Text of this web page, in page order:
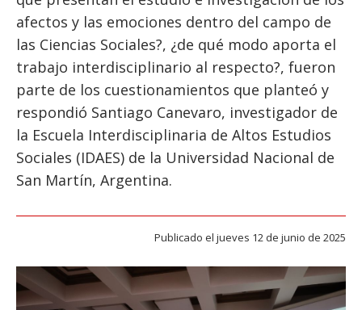
ADMISIÓN
ESTUDIANTES
ACADÉMICOS
FUNCIONARIOS
EGRESADOS
afectos y las emociones dentro del campo de
las Ciencias Sociales?, ¿de qué modo aporta el
trabajo interdisciplinario al respecto?, fueron
parte de los cuestionamientos que planteó y
respondió Santiago Canevaro, investigador de
la Escuela Interdisciplinaria de Altos Estudios
Sociales (IDAES) de la Universidad Nacional de
San Martín, Argentina.
Publicado el jueves 12 de junio de 2025